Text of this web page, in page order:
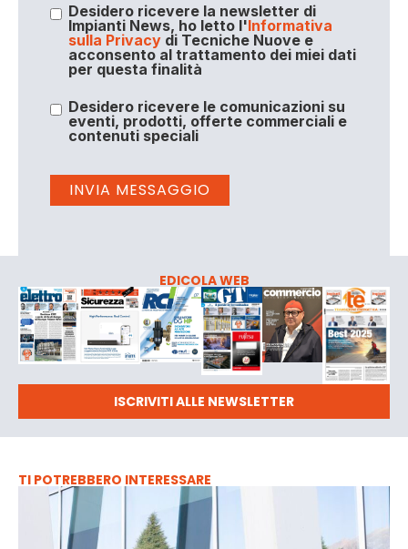
Desidero ricevere la newsletter di
Impianti News, ho letto l'Informativa
sulla Privacydi Tecniche Nuove e
acconsento al trattamento dei miei dati
per questa finalità
Desidero ricevere le comunicazioni su
eventi, prodotti, offerte commerciali e
contenuti speciali
EDICOLA WEB
ISCRIVITI ALLE NEWSLETTER
TI POTREBBERO INTERESSARE